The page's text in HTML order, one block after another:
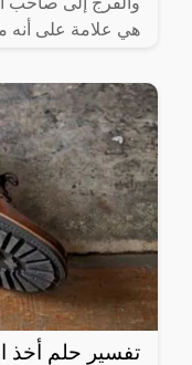
هي علامة على أنه
تفسير حلم أخذ